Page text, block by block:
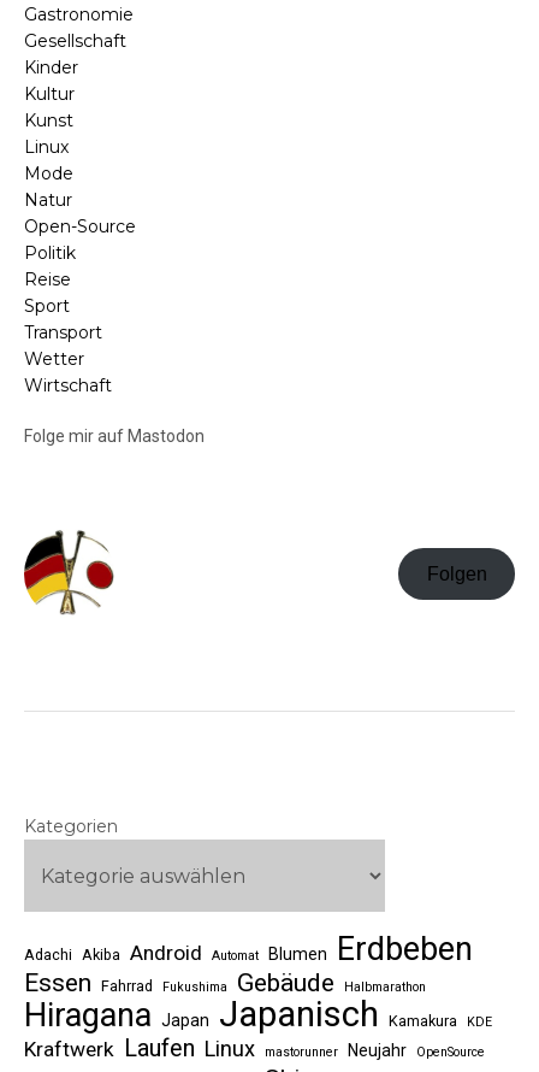
Gastronomie
Gesellschaft
Kinder
Kultur
Kunst
Linux
Mode
Natur
Open-Source
Politik
Reise
Sport
Transport
Wetter
Wirtschaft
Folge mir auf Mastodon
Folgen
Kategorien
Adachi Akiba Android Automat Blumen Erdbeben
Essen Fahrrad Fukushima Gebäude Halbmarathon
Hiragana Japan Japanisch Kamakura KDE
Kraftwerk Laufen Linux mastorunner Neujahr OpenSource